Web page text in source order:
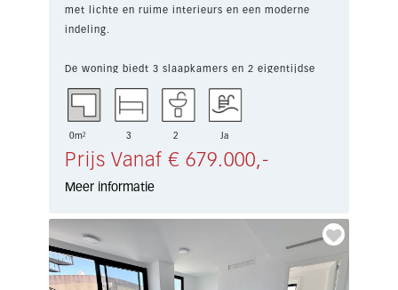
met lichte en ruime interieurs en een moderne
indeling.
De woning biedt 3 slaapkamers en 2 eigentijdse
badka...
0m² 3 2 Ja
Prijs Vanaf € 679.000,-
Meer informatie